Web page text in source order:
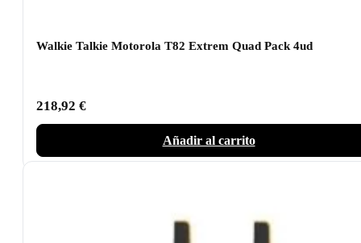
Walkie Talkie Motorola T82 Extrem Quad Pack 4ud
218,92 €
Añadir al carrito